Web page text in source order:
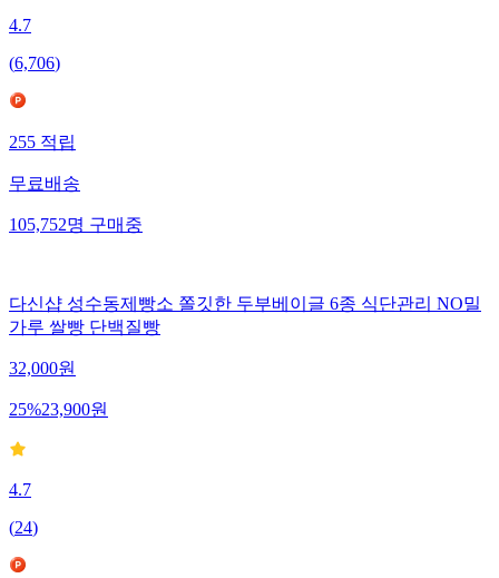
4.7
(6,706)
255적립
무료배송
105,752명구매중
다신샵 성수동제빵소 쫄깃한 두부베이글 6종 식단관리 NO밀
가루 쌀빵 단백질빵
32,000원
25%23,900원
4.7
(24)